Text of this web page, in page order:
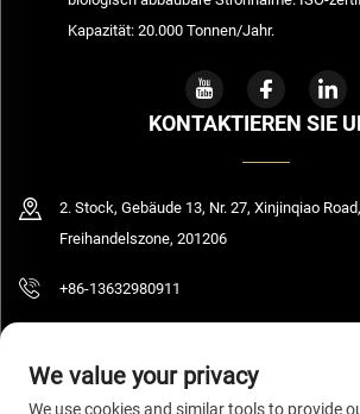
Kapazität: 20.000 Tonnen/Jahr.
KONTAKTIEREN SIE
2. Stock, Gebäude 13, Nr. 27, Xinjinqiao
Freihandelszone, 201206
+86-13632980911
We value your privacy
We use cookies and similar tools to provide